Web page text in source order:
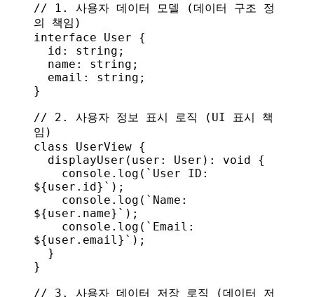
// 1. 사용자 데이터 모델 (데이터 구조 정
의 책임)
interface User {
  id
: string ;
  name
: string ;
  email
: string ;
}
// 2. 사용자 정보 표시 로직 (UI 표시 책
임)
class
UserView {
  displayUser
( user : User ): void {
    console
. log (
${user . id} ` );
    console
. log (
${user . name} ` );
    console
. log (
${user . email } ` );
  }
}
// 3. 사용자 데이터 저장 로직 (데이터 저